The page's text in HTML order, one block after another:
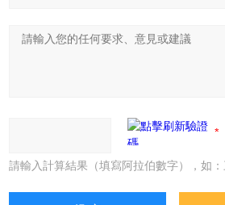
請輸入計算結果（填寫阿拉伯數字），如